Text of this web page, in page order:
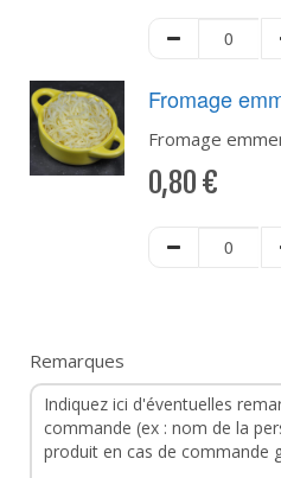
Fromage
Fromage
0,80 €
Remarques